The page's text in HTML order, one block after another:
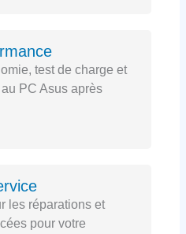
test de charge et
PC Asus après
les réparations et
pour votre